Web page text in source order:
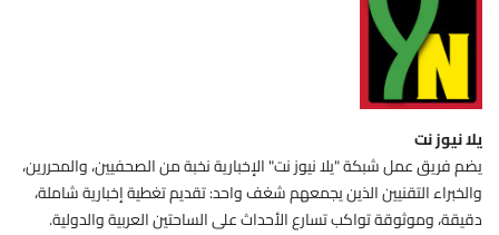
يلا نيوز نت
يضم فريق عمل شبكة "يلا نيوز نت" الإخبارية نخبة من الصحفيين، والمحررين،
والخبراء التقنيين الذين يجمعهم شغف واحد: تقديم تغطية إخبارية شاملة،
دقيقة، وموثوقة تواكب تسارع الأحداث على الساحتين العربية والدولية.